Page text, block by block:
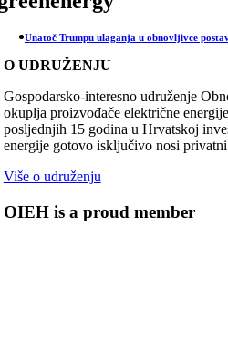
Unatoč Trumpu ulaganja u obnovljivce
O UDRUŽENJU
Gospodarsko-interesno udruženje
okuplja proizvođače električne
posljednjih 15 godina u Hrvatskoj
energije gotovo isključivo nosi privatni
Više o udruženju
OIEH is a proud member